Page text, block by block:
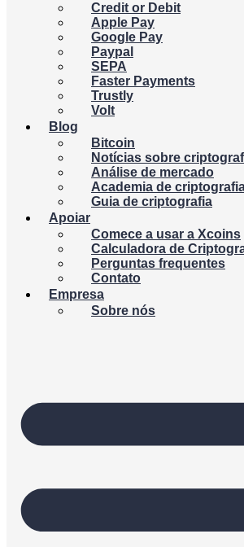
Credit or Debit
Apple Pay
Google Pay
Paypal
SEPA
Faster Payments
Trustly
Volt
Blog
Bitcoin
Notícias sobre
Análise de mercado
Academia de
Guia de criptografia
Apoiar
Comece a usar a Xcoins
Calculadora de
Perguntas frequentes
Contato
Empresa
Sobre nós